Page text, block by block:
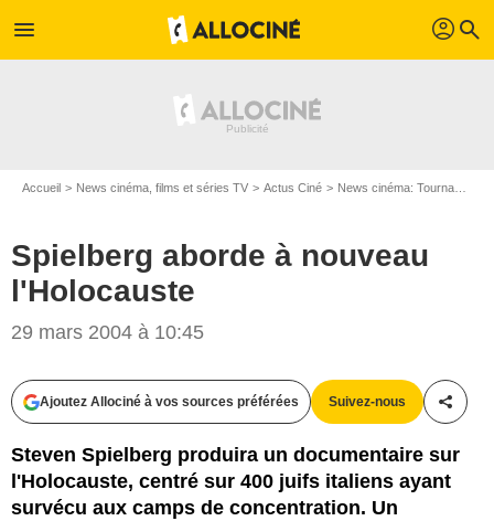
menu profil search
Accueil News cinéma, films et séries TV Actus Ciné News cinéma: Tournages
Spielberg aborde à nouveau
l'Holocauste
29 mars 2004 à 10:45
Ajoutez Allociné à vos sources préférées Suivez-nous
Steven Spielberg produira un documentaire sur
l'Holocauste, centré sur 400 juifs italiens ayant
survécu aux camps de concentration. Un